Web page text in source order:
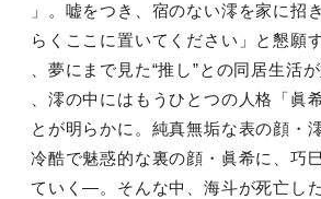
」。嘘をつき、宿のない澪を家に招
らくここに置いてください」と懇願
、夢にまで見た“推し”との同居生活
、澪の中にはもうひとつの人格「眞
とが明らかに。純真無垢な表の顔・
冷酷で魅惑的な裏の顔・眞希に、巧
ていく—。そんな中、海斗が死亡し